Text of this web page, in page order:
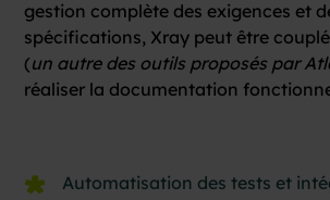
gestion complète des exigences et
spécifications, Xray peut être
(un autre des outils proposés par
réaliser la documentation
Automatisation des tests et